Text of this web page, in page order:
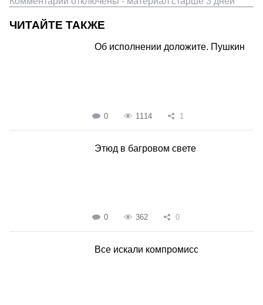
ЧИТАЙТЕ ТАКЖЕ
Об исполнении доложите. Пушкин
0 1114 1
Этюд в багровом свете
0 362 0
Все искали компромисс